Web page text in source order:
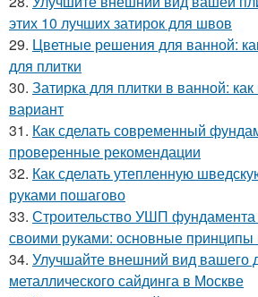
этих 10 лучших затирок для швов
29. Цветные решения для ванной:
для плитки
30. Затирка для плитки в ванной:
вариант
31. Как сделать современный
проверенные рекомендации
32. Как сделать утепленную
руками пошагово
33. Строительство УШП
своими руками: основные принципы
34. Улучшайте внешний вид
металлического сайдинга в Москве